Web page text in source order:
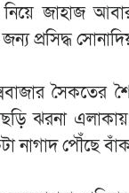
জাহাজ
প্রসিদ্ধ
সৈকতের
ঝরনা
নাগাদ পৌঁছে